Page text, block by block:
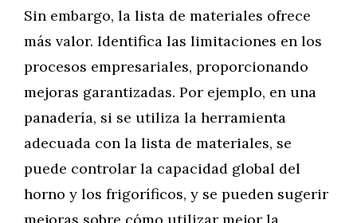
Sin embargo, la lista de materiales ofrece
más valor. Identifica las limitaciones en los
procesos empresariales, proporcionando
mejoras garantizadas. Por ejemplo, en una
panadería, si se utiliza la herramienta
adecuada con la lista de materiales, se
puede controlar la capacidad global del
horno y los frigoríficos, y se pueden sugerir